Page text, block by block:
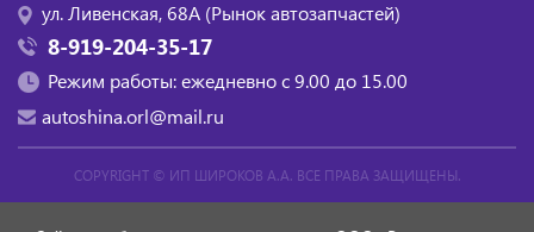
ул. Ливенская, 68А (Рынок автозапчастей)
8-919-204-35-17
Режим работы: ежедневно с 9.00 до 15.00
autoshina.orl@mail.ru
COPYRIGHT © ИП ШИРОКОВ А.А. ВСЕ ПРАВА ЗАЩИЩЕНЫ.